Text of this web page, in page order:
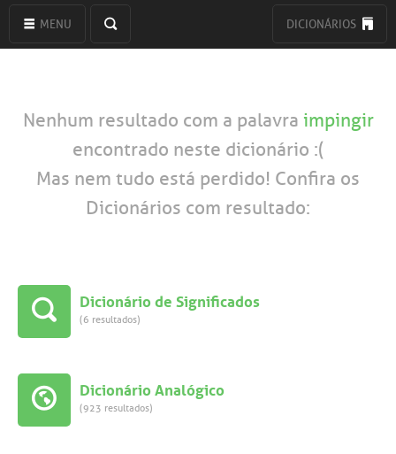
MENU DICIONÁRIOS
Nenhum resultado com a palavra impingir
encontrado neste dicionário :(
Mas nem tudo está perdido! Confira os
Dicionários com resultado:
Dicionário de Significados
(6 resultados)
Dicionário Analógico
(923 resultados)